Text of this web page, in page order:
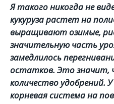
Я такого никогда не
кукуруза растет на
выращивают озимые,
значительную часть
замедлилось
остатков. Это значит,
количество удобрений.
корневая система на